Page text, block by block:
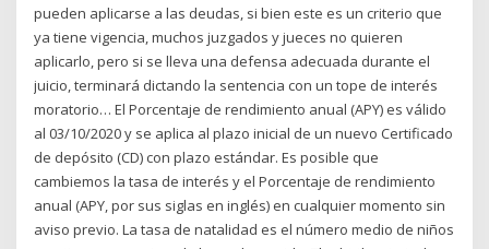
pueden aplicarse a las deudas, si bien este es un criterio que
ya tiene vigencia, muchos juzgados y jueces no quieren
aplicarlo, pero si se lleva una defensa adecuada durante el
juicio, terminará dictando la sentencia con un tope de interés
moratorio… El Porcentaje de rendimiento anual (APY) es válido
al 03/10/2020 y se aplica al plazo inicial de un nuevo Certificado
de depósito (CD) con plazo estándar. Es posible que
cambiemos la tasa de interés y el Porcentaje de rendimiento
anual (APY, por sus siglas en inglés) en cualquier momento sin
aviso previo. La tasa de natalidad es el número medio de niños